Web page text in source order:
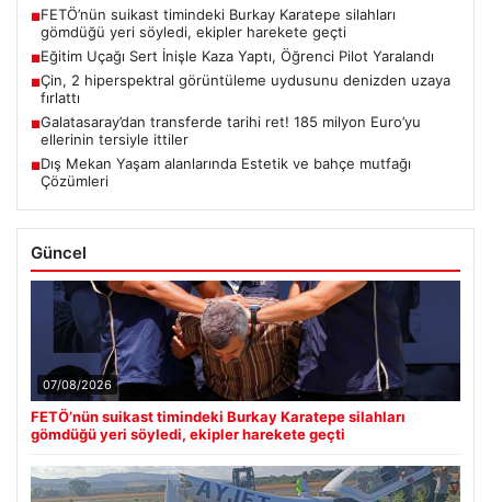
■FETÖ’nün suikast timindeki Burkay Karatepe silahları
gömdüğü yeri söyledi, ekipler harekete geçti
■Eğitim Uçağı Sert İnişle Kaza Yaptı, Öğrenci Pilot Yaralandı
■Çin, 2 hiperspektral görüntüleme uydusunu denizden uzaya
fırlattı
■Galatasaray’dan transferde tarihi ret! 185 milyon Euro’yu
ellerinin tersiyle ittiler
■Dış Mekan Yaşam alanlarında Estetik ve bahçe mutfağı
Çözümleri
Güncel
07/08/2026
FETÖ’nün suikast timindeki Burkay Karatepe silahları
gömdüğü yeri söyledi, ekipler harekete geçti